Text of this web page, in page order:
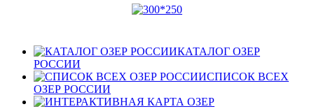
КАТАЛОГ ОЗЕР
РОССИИ
СПИСОК ВСЕХ
ОЗЕР РОССИИ